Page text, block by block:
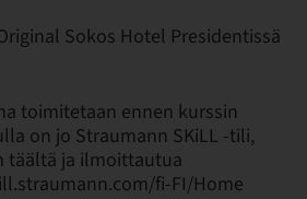
Sokos Hotel Presidentissä
toimitetaan ennen kurssin
on jo Straumann SKiLL -tili,
täältä ja ilmoittautua
fi-FI/Home